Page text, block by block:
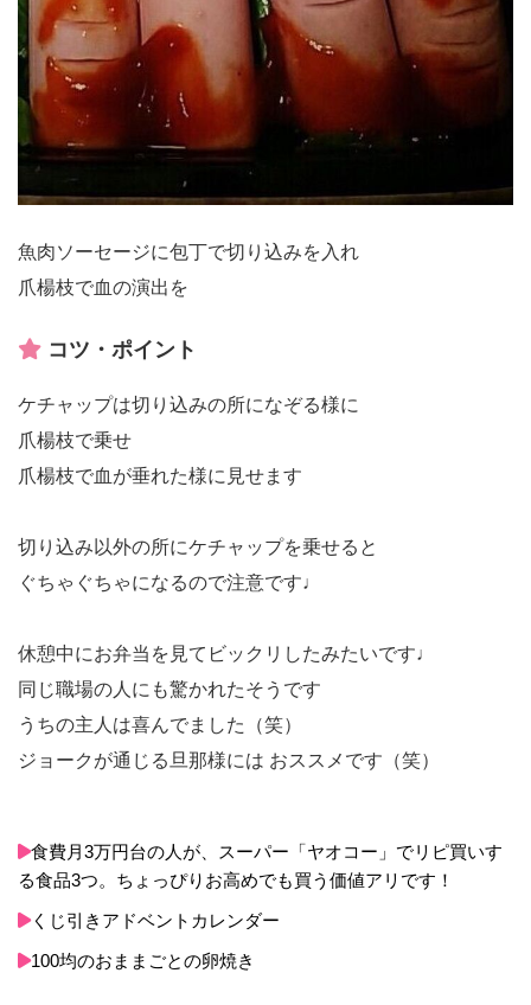
魚肉ソーセージに包丁で切り込みを入れ
爪楊枝で血の演出を
コツ・ポイント
ケチャップは切り込みの所になぞる様に
爪楊枝で乗せ
爪楊枝で血が垂れた様に見せます
切り込み以外の所にケチャップを乗せると
ぐちゃぐちゃになるので注意です♩
休憩中にお弁当を見てビックリしたみたいです♩
同じ職場の人にも驚かれたそうです
うちの主人は喜んでました（笑）
ジョークが通じる旦那様には おススメです（笑）
食費月3万円台の人が、スーパー「ヤオコー」でリピ買いす
る食品3つ。ちょっぴりお高めでも買う価値アリです！
くじ引きアドベントカレンダー
100均のおままごとの卵焼き